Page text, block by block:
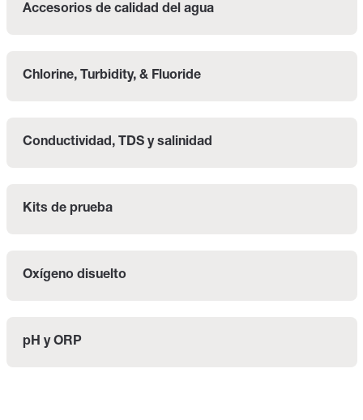
Accesorios de calidad del agua
Chlorine, Turbidity, & Fluoride
Conductividad, TDS y salinidad
Kits de prueba
Oxígeno disuelto
pH y ORP